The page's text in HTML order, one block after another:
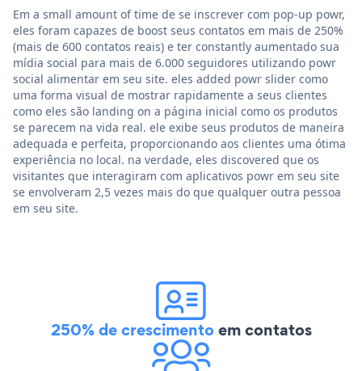
Em a small amount of time de se inscrever com pop-up powr,
eles foram capazes de boost seus contatos em mais de 250%
(mais de 600 contatos reais) e ter constantly aumentado sua
mídia social para mais de 6.000 seguidores utilizando powr
social alimentar em seu site. eles added powr slider como
uma forma visual de mostrar rapidamente a seus clientes
como eles são landing on a página inicial como os produtos
se parecem na vida real. ele exibe seus produtos de maneira
adequada e perfeita, proporcionando aos clientes uma ótima
experiência no local. na verdade, eles discovered que os
visitantes que interagiram com aplicativos powr em seu site
se envolveram 2,5 vezes mais do que qualquer outra pessoa
em seu site.
250% de crescimentoem contatos